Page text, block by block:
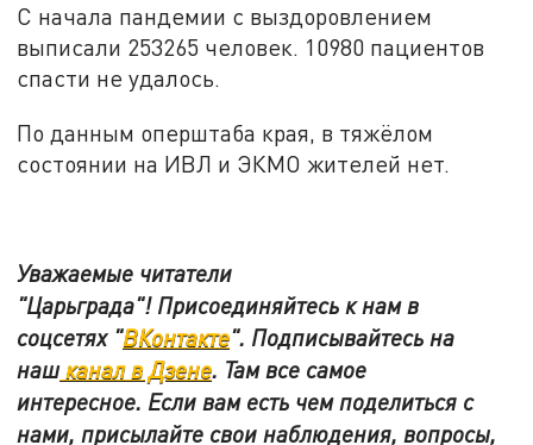
С начала пандемии с выздоровлением
выписали 253265 человек. 10980 пациентов
спасти не удалось.
По данным оперштаба края, в тяжёлом
состоянии на ИВЛ и ЭКМО жителей нет.
Уважаемые читатели
"Царьграда"! Присоединяйтесь к нам в
соцсетях "ВКонтакте". Подписывайтесь на
нашканал в Дзене. Там все самое
интересное. Если вам есть чем поделиться с
нами, присылайте свои наблюдения, вопросы,